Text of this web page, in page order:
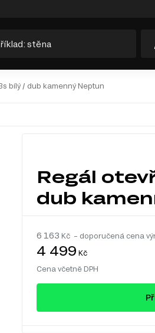
bílý / dub kamenný Neptun
Regál
dub
6 163 Kč – doporučená cena
4 499 Kč
Cena včetně DPH